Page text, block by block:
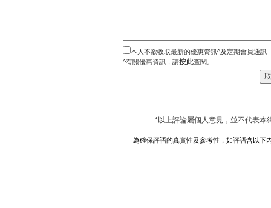
本人不欲收取最新的優惠資訊^及定期會員通訊
^有關優惠資訊，請按此查閱。
*以上評論屬個人意見，並不代表本
為確保評語的真實性及參考性，如評語含以下